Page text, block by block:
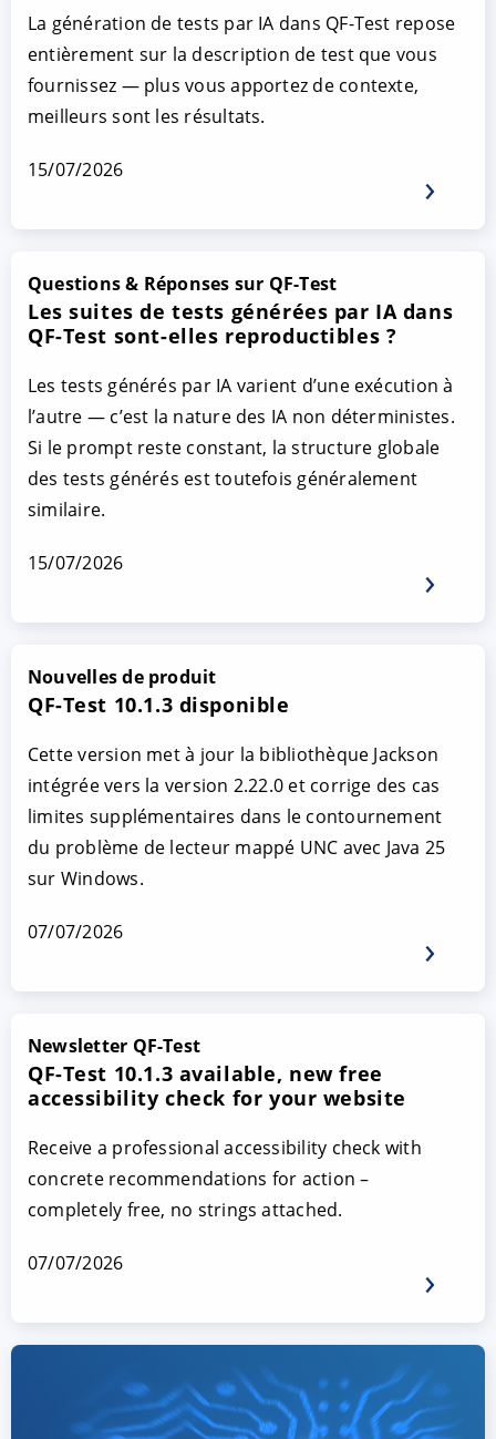
La génération de tests par IA dans QF-Test repose
entièrement sur la description de test que vous
fournissez — plus vous apportez de contexte,
meilleurs sont les résultats.
15/07/2026
Questions & Réponses sur QF-Test
Les suites de tests générées par IA dans
QF-Test sont-elles reproductibles ?
Les tests générés par IA varient d’une exécution à
l’autre — c’est la nature des IA non déterministes.
Si le prompt reste constant, la structure globale
des tests générés est toutefois généralement
similaire.
15/07/2026
Nouvelles de produit
QF-Test 10.1.3 disponible
Cette version met à jour la bibliothèque Jackson
intégrée vers la version 2.22.0 et corrige des cas
limites supplémentaires dans le contournement
du problème de lecteur mappé UNC avec Java 25
sur Windows.
07/07/2026
Newsletter QF-Test
QF-Test 10.1.3 available, new free
accessibility check for your website
Receive a professional accessibility check with
concrete recommendations for action –
completely free, no strings attached.
07/07/2026